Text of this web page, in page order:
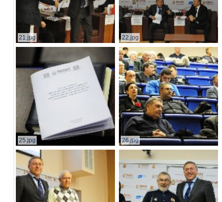
21.jpg 22.jpg
25.jpg 26.jpg